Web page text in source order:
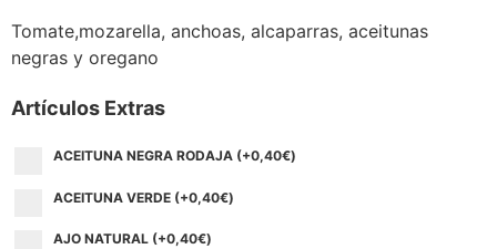
Tomate,mozarella, anchoas, alcaparras, aceitunas
negras y oregano
Artículos Extras
ACEITUNA NEGRA RODAJA (+0,40€)
ACEITUNA VERDE (+0,40€)
AJO NATURAL (+0,40€)